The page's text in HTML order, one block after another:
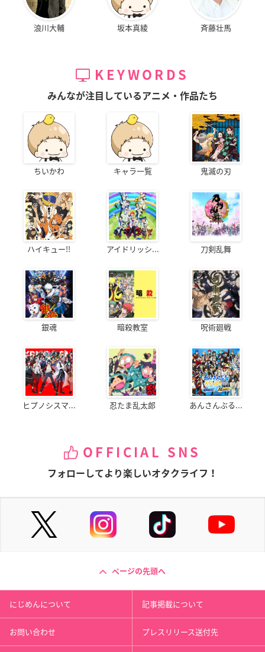
浪川大輔 坂本真綾 斉藤壮馬
KEYWORDS
みんなが注目しているアニメ・作品たち
ちいかわ キャラ一覧 鬼滅の刃
ハイキュー!! アイドリッシ... 刀剣乱舞
銀魂 暗殺教室 呪術廻戦
ヒプノシスマ... 忍たま乱太郎 あんさんぶる...
OFFICIAL SNS
フォローしてより楽しいオタクライフ！
ページの先頭へ
にじめんについて 記事掲載について
お問い合わせ プレスリリース送付先